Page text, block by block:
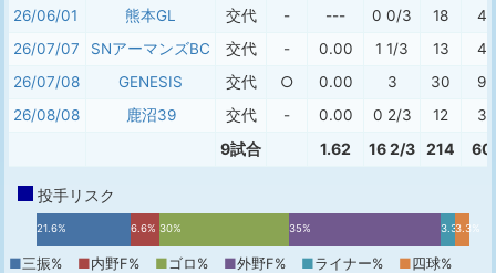
26/06/01
熊本GL 交代 - --- 0 0/3 18
4
26/07/07
SNアーマンズBC 交代 - 0.00 1 1/3 13
4
26/07/08
GENESIS 交代 ○ 0.00 3 30
9
26/08/08
鹿沼39 交代 - 0.00 0 2/3 12 3
9試合 1.62 16 2/3 214 60
投手リスク
21.6% 6.6% 30% 35% 3.3%3.3%
■三振% ■内野F% ■ゴロ% ■外野F% ■ライナー% ■ 四球%